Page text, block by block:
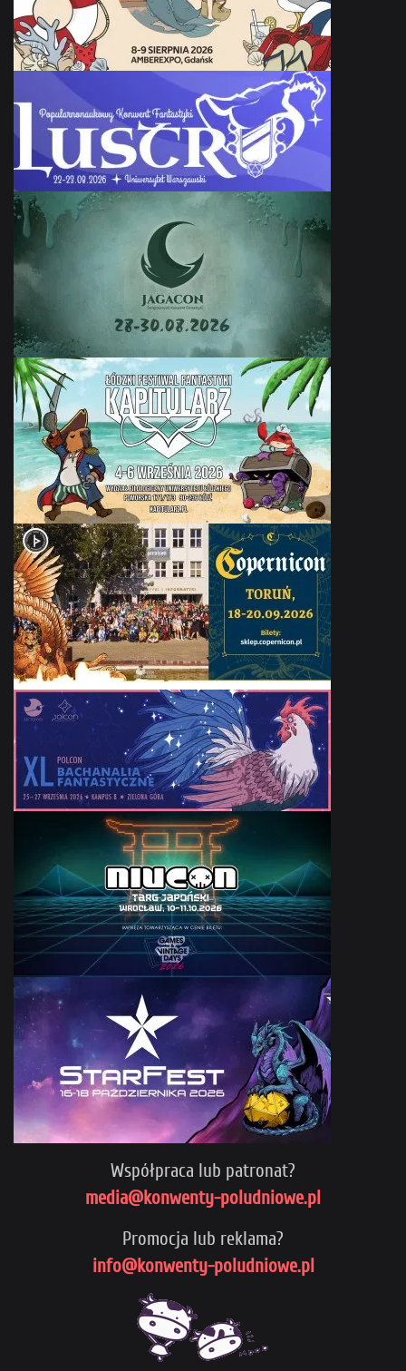
Współpraca lub patronat?
media@konwenty-poludniowe.pl
Promocja lub reklama?
info@konwenty-poludniowe.pl